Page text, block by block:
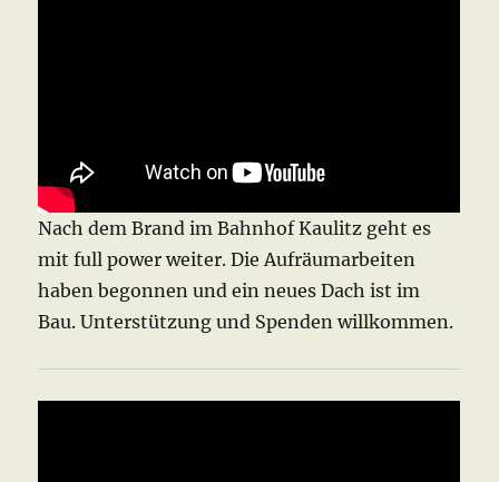
Nach dem Brand im Bahnhof Kaulitz geht es
mit full power weiter. Die Aufräumarbeiten
haben begonnen und ein neues Dach ist im
Bau. Unterstützung und Spenden willkommen.